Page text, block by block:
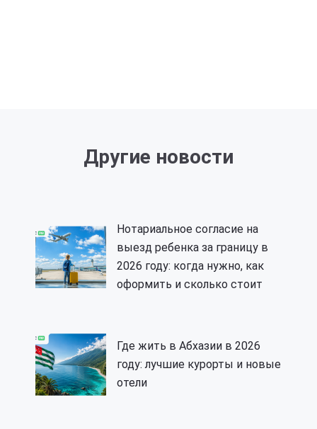
Другие новости
Нотариальное согласие на
выезд ребенка за границу в
2026 году: когда нужно, как
оформить и сколько стоит
Где жить в Абхазии в 2026
году: лучшие курорты и новые
отели